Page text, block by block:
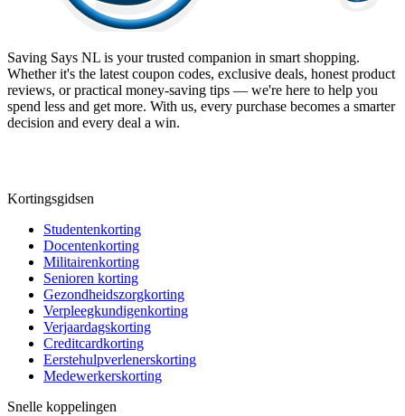
Saving Says NL is your trusted companion in smart shopping.
Whether it's the latest coupon codes, exclusive deals, honest product
reviews, or practical money-saving tips — we're here to help you
spend less and get more. With us, every purchase becomes a smarter
decision and every deal a win.
Kortingsgidsen
Studentenkorting
Docentenkorting
Militairenkorting
Senioren korting
Gezondheidszorgkorting
Verpleegkundigenkorting
Verjaardagskorting
Creditcardkorting
Eerstehulpverlenerskorting
Medewerkerskorting
Snelle koppelingen